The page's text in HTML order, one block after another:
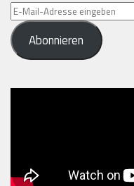
E-
Mail-
Adresse
eingeben
Abonnieren